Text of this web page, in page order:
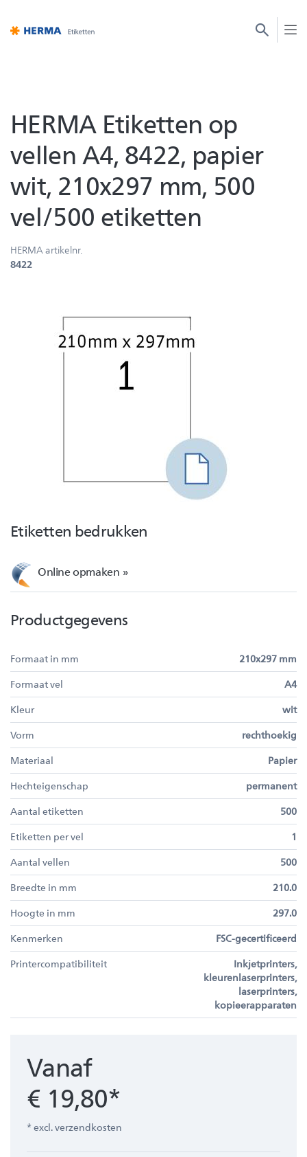
HERMA Etiketten op
vellen A4, 8422, papier
wit, 210x297 mm, 500
vel/500 etiketten
HERMA artikelnr.
8422
Etiketten bedrukken
Online opmaken
Productgegevens
Formaat in mm
210x297 mm
Formaat vel
A4
Kleur
wit
Vorm
rechthoekig
Materiaal
Papier
Hechteigenschap
permanent
Aantal etiketten
500
Etiketten per vel
1
Aantal vellen
500
Breedte in mm
210.0
Hoogte in mm
297.0
Kenmerken
FSC-gecertificeerd
Printercompatibiliteit
Inkjetprinters,
kleurenlaserprinters,
laserprinters,
kopieerapparaten
Vanaf
€ 19,80*
* excl. verzendkosten